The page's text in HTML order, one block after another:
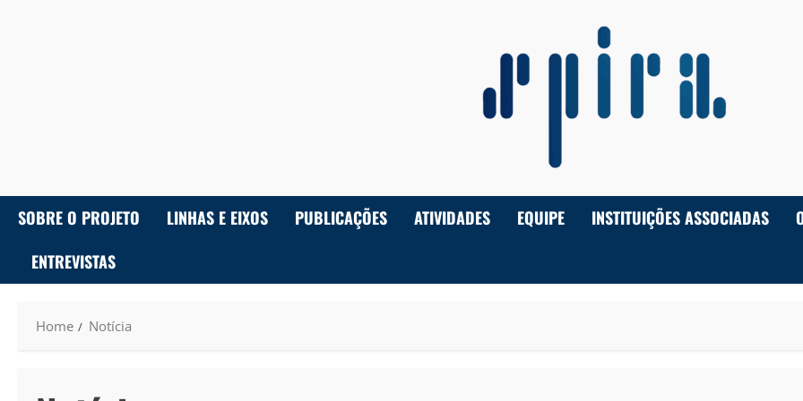
SOBRE O PROJETO LINHAS E EIXOS PUBLICAÇÕES ATIVIDADES EQUIPE INSTITUIÇÕES ASSOCIADAS
ENTREVISTAS
Home Notícia